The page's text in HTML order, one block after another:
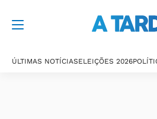
ÚLTIMAS NOTÍCIASELEIÇÕES 2026